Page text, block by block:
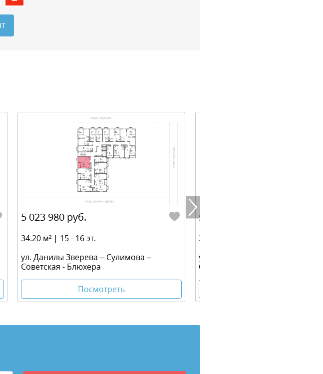
5 023 980 руб.
34.20 м² | 15 - 16 эт.
ул. Данилы Зверева – Сулимова –
Советская - Блюхера
Посмотреть
5 171 400 руб.
33.80 м² | 16 - 16 эт.
ул. Данилы Зверева –
Советская - Блюхера